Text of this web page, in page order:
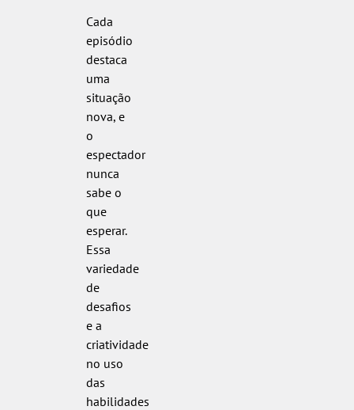
Cada
episódio
destaca
uma
situação
nova, e
o
espectador
nunca
sabe o
que
esperar.
Essa
variedade
de
desafios
e a
criatividade
no uso
das
habilidades